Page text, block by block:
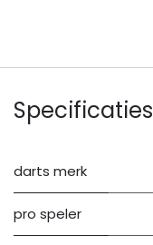
Specificaties
darts merk
pro speler